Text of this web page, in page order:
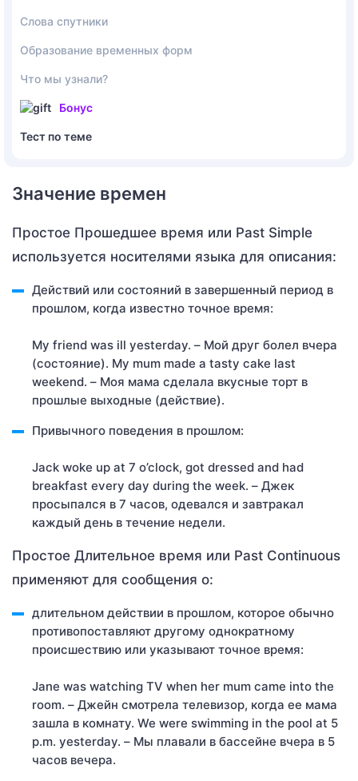
Слова спутники
Образование временных форм
Что мы узнали?
Бонус
Тест по теме
Значение времен
Простое Прошедшее время или Past Simple
используется носителями языка для описания:
Действий или состояний в завершенный период в
прошлом, когда известно точное время:
My friend was ill yesterday. – Мой друг болел вчера
(состояние). My mum made a tasty cake last
weekend. – Моя мама сделала вкусные торт в
прошлые выходные (действие).
Привычного поведения в прошлом:
Jack woke up at 7 o’clock, got dressed and had
breakfast every day during the week. – Джек
просыпался в 7 часов, одевался и завтракал
каждый день в течение недели.
Простое Длительное время или Past Continuous
применяют для сообщения о:
длительном действии в прошлом, которое обычно
противопоставляют другому однократному
происшествию или указывают точное время:
Jane was watching TV when her mum came into the
room. – Джейн смотрела телевизор, когда ее мама
зашла в комнату. We were swimming in the pool at 5
p.m. yesterday. – Мы плавали в бассейне вчера в 5
часов вечера.